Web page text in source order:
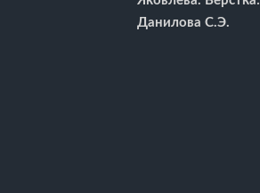
Данилова С.Э.